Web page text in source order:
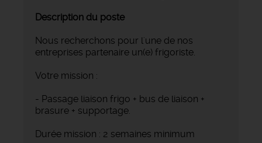
Description du poste
Nous recherchons pour l'une de nos
entreprises partenaire un(e) frigoriste.
Votre mission :
- Passage liaison frigo + bus de liaison +
brasure + supportage.
Durée mission : 2 semaines minimum